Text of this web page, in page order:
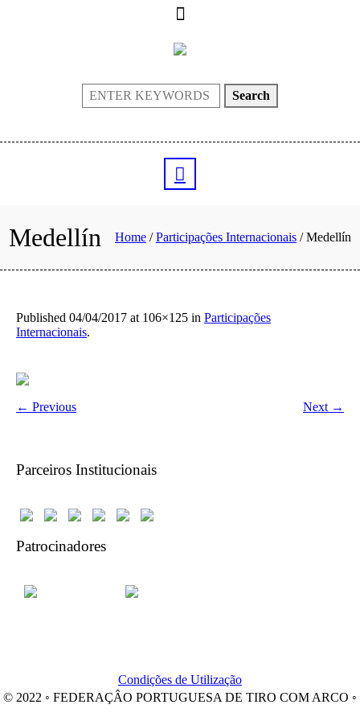
Search
Medellín Home /Participações Internacionais /Medellín
Published 04/04/2017 at 106×125 in Participações
Internacionais.
← Previous Next →
Parceiros Institucionais
Patrocinadores
Condições de Utilização
© 2022 ◦ FEDERAÇÂO PORTUGUESA DE TIRO COM ARCO ◦